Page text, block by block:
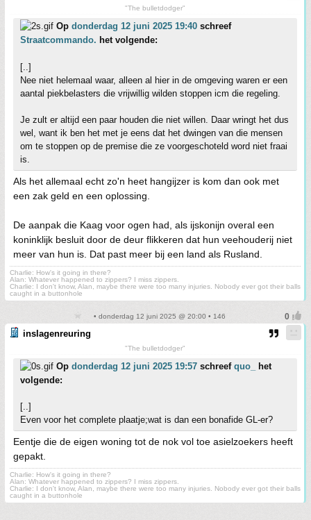
"The bulletdodger"
Op donderdag 12 juni 2025 19:40 schreef
Straatcommando. het volgende:
[..]
Nee niet helemaal waar, alleen al hier in de omgeving waren er een
aantal piekbelasters die vrijwillig wilden stoppen icm die regeling.
Je zult er altijd een paar houden die niet willen. Daar wringt het dus
wel, want ik ben het met je eens dat het dwingen van die mensen
om te stoppen op de premise die ze voorgeschoteld word niet fraai
is.
Als het allemaal echt zo'n heet hangijzer is kom dan ook met
een zak geld en een oplossing.
De aanpak die Kaag voor ogen had, als ijskonijn overal een
koninklijk besluit door de deur flikkeren dat hun veehouderij niet
meer van hun is. Dat past meer bij een land als Rusland.
Charlie: How's it going in there?
Alan: Whatever happened to zippers? I miss zippers.
Charlie: I don't know, Alan, maybe there were too many injuries. Nobody ever got their balls
caught in a buttonhole
• donderdag 12 juni 2025 @ 20:00 • 146
inslagenreuring
"The bulletdodger"
Op donderdag 12 juni 2025 19:57 schreef quo_
het
volgende:
[..]
Even voor het complete plaatje;wat is dan een bonafide GL-er?
Eentje die de eigen woning tot de nok vol toe asielzoekers heeft
gepakt.
Charlie: How's it going in there?
Alan: Whatever happened to zippers? I miss zippers.
Charlie: I don't know, Alan, maybe there were too many injuries. Nobody ever got their balls
caught in a buttonhole